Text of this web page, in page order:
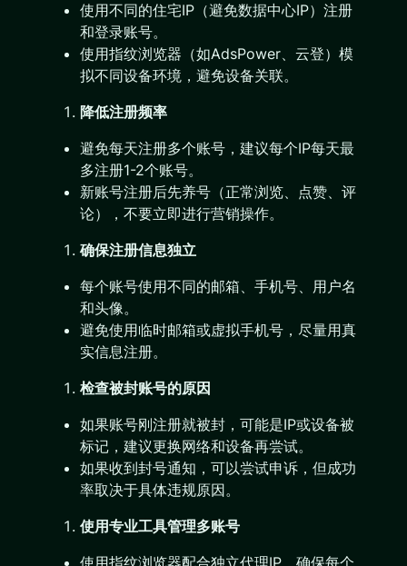
使用不同的住宅IP（避免数据中心IP）注册
和登录账号。
使用指纹浏览器（如AdsPower、云登）模
拟不同设备环境，避免设备关联。
降低注册频率
避免每天注册多个账号，建议每个IP每天最
多注册1-2个账号。
新账号注册后先养号（正常浏览、点赞、评
论），不要立即进行营销操作。
确保注册信息独立
每个账号使用不同的邮箱、手机号、用户名
和头像。
避免使用临时邮箱或虚拟手机号，尽量用真
实信息注册。
检查被封账号的原因
如果账号刚注册就被封，可能是IP或设备被
标记，建议更换网络和设备再尝试。
如果收到封号通知，可以尝试申诉，但成功
率取决于具体违规原因。
使用专业工具管理多账号
使用指纹浏览器配合独立代理IP，确保每个